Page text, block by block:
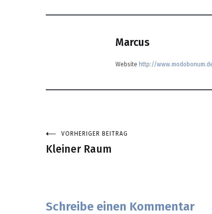
Marcus
Website http://
Beitragsnavigation
VORHERIGER BEITRAG
Kleiner Raum
Schreibe einen Kommentar